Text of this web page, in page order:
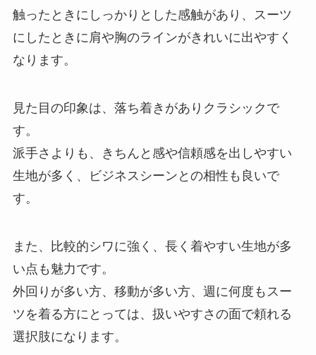
触ったときにしっかりとした感触があり、スーツ
にしたときに肩や胸のラインがきれいに出やすく
なります。
見た目の印象は、落ち着きがありクラシックで
す。
派手さよりも、きちんと感や信頼感を出しやすい
生地が多く、ビジネスシーンとの相性も良いで
す。
また、比較的シワに強く、長く着やすい生地が多
い点も魅力です。
外回りが多い方、移動が多い方、週に何度もスー
ツを着る方にとっては、扱いやすさの面で頼れる
選択肢になります。